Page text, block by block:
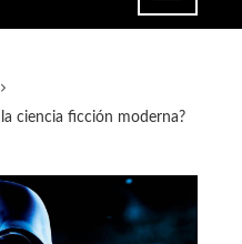
ciencia ficción moderna?